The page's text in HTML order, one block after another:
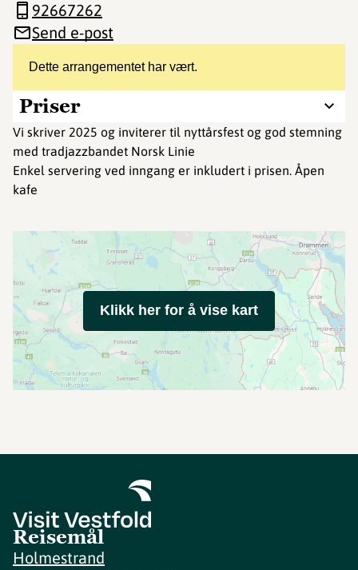
Dette arrangementet har vært.
Priser
Vi skriver 2025 og inviterer til nyttårsfest og god stemning
med tradjazzbandet Norsk Linie
Enkel servering ved inngang er inkludert i prisen. Åpen
kafe
92667262
Send e-post
Klikk her for å vise kart
Reisemål
Holmestrand